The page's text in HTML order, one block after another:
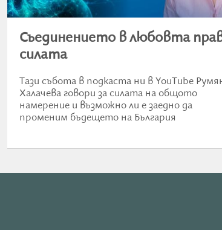
Съединението в любовта
силата
Тази събота в подкаста ни в YouTube
Халачева говори за силата на общото
намерение и възможно ли е заедно да
променим бъдещето на България